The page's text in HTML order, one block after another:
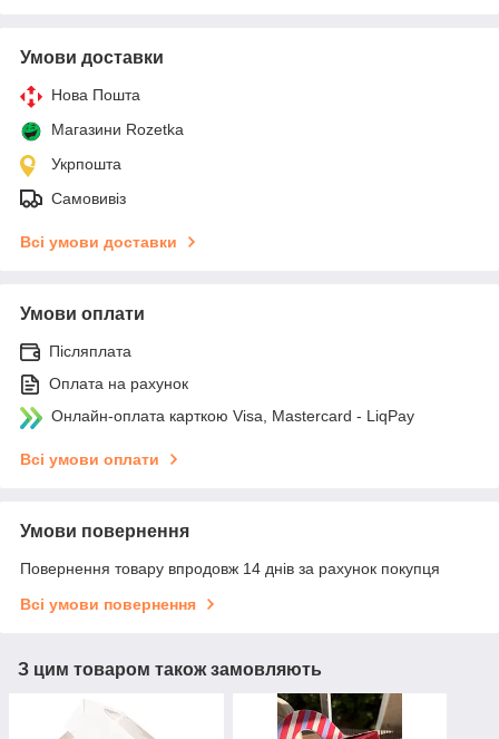
Умови доставки
Нова Пошта
Магазини Rozetka
Укрпошта
Самовивіз
Всі умови доставки
Умови оплати
Післяплата
Оплата на рахунок
Онлайн-оплата карткою Visa, Mastercard - LiqPay
Всі умови оплати
Умови повернення
Повернення товару впродовж 14 днів за рахунок покупця
Всі умови повернення
З цим товаром також замовляють